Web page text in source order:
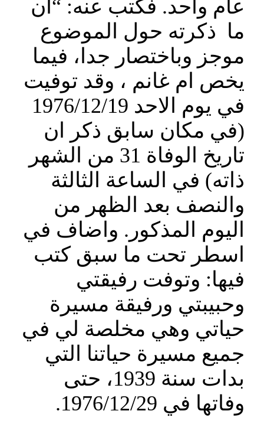
عام واحد. فكتب عنه: “ان
ما ذكرته حول الموضوع
موجز وباختصار جدا، فيما
يخص ام غانم ، وقد توفيت
في يوم الاحد 1976/12/19
(في مكان سابق ذكر ان
تاريخ الوفاة 31 من الشهر
ذاته) في الساعة الثالثة
والنصف بعد الظهر من
اليوم المذكور. واضاف في
اسطر تحت ما سبق كتب
فيها: وتوفت رفيقتي
وحبيبتي ورفيقة مسيرة
حياتي وهي مخلصة لي في
جميع مسيرة حياتنا التي
بدات سنة 1939، حتى
وفاتها في 1976/12/29.